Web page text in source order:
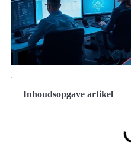
Inhoudsopgave artikel